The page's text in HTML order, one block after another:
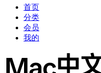
首页
分类
会员
我的